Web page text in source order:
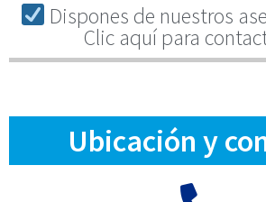
Dispones de nuestros
Clic aquí para
Ubicación y